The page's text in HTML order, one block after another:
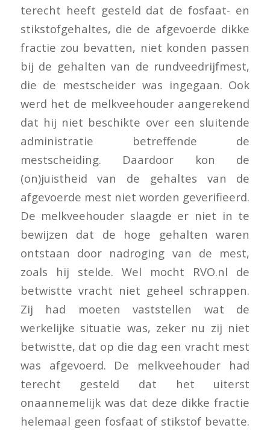
terecht heeft gesteld dat de fosfaat- en
stikstofgehaltes, die de afgevoerde dikke
fractie zou bevatten, niet konden passen
bij de gehalten van de rundveedrijfmest,
die de mestscheider was ingegaan. Ook
werd het de melkveehouder aangerekend
dat hij niet beschikte over een sluitende
administratie betreffende de
mestscheiding. Daardoor kon de
(on)juistheid van de gehaltes van de
afgevoerde mest niet worden geverifieerd.
De melkveehouder slaagde er niet in te
bewijzen dat de hoge gehalten waren
ontstaan door nadroging van de mest,
zoals hij stelde. Wel mocht RVO.nl de
betwistte vracht niet geheel schrappen.
Zij had moeten vaststellen wat de
werkelijke situatie was, zeker nu zij niet
betwistte, dat op die dag een vracht mest
was afgevoerd. De melkveehouder had
terecht gesteld dat het uiterst
onaannemelijk was dat deze dikke fractie
helemaal geen fosfaat of stikstof bevatte.